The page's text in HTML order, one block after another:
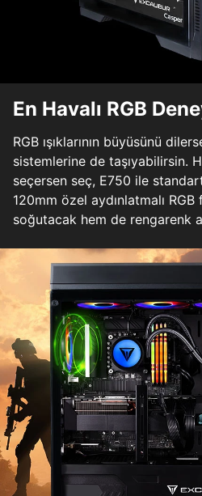
En Havalı RGB
RGB ışıklarının büyüsünü
sistemlerine de taşıyabilirsin.
seçersen seç, E750 ile
120mm özel aydınlatmalı RGB
soğutacak hem de rengarenk